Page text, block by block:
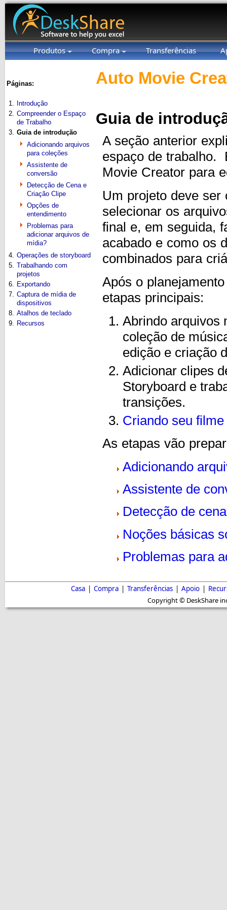
Produtos Compra Transferências
Páginas:
1.
Introdução
2. Compreender o Espaço
de Trabalho
3. Guia de introdução
Adicionando arquivos
para coleções
Assistente de
conversão
Detecção de Cena e
Criação Clipe
Opções de
entendimento
Problemas para
adicionar arquivos de
mídia?
4. Operações de storyboard
5. Trabalhando com
projetos
6. Exportando
7. Captura de mídia de
dispositivos
8. Atalhos de teclado
9. Recursos
Auto Movie
Guia de
A seção anterior
espaço de trabalho.
Movie Creator para
Um projeto deve ser
selecionar os
final e, em seguida,
acabado e como os
combinados para
Após o
etapas principais:
Abrindo arquivos
coleção de
edição e criação
Adicionar clipes
Storyboard e
transições.
Criando seu
As etapas vão
Adicionando
Assistente de
Detecção de
Noções básicas
Problemas para
Casa | Compra | Transferências | Apoio |
Copyright © DeskShare